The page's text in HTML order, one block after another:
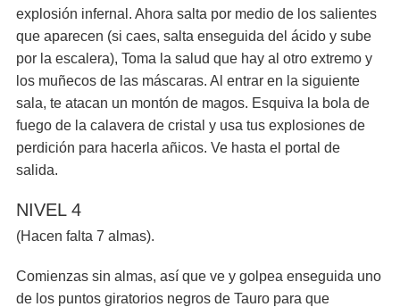
explosión infernal. Ahora salta por medio de los salientes
que aparecen (si caes, salta enseguida del ácido y sube
por la escalera), Toma la salud que hay al otro extremo y
los muñecos de las máscaras. Al entrar en la siguiente
sala, te atacan un montón de magos. Esquiva la bola de
fuego de la calavera de cristal y usa tus explosiones de
perdición para hacerla añicos. Ve hasta el portal de
salida.
NIVEL 4
(Hacen falta 7 almas).
Comienzas sin almas, así que ve y golpea enseguida uno
de los puntos giratorios negros de Tauro para que